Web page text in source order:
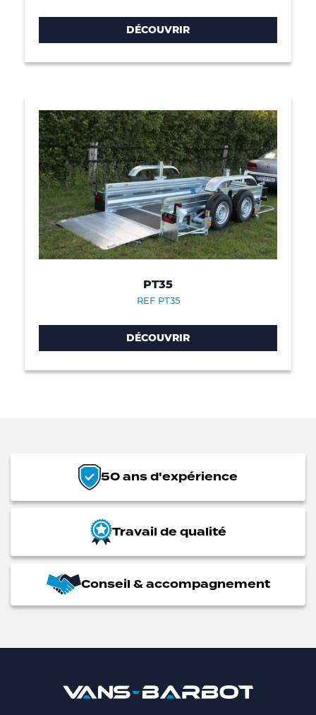
DÉCOUVRIR
PT35
REF PT35
DÉCOUVRIR
50 ans d'expérience
Travail de qualité
Conseil & accompagnement